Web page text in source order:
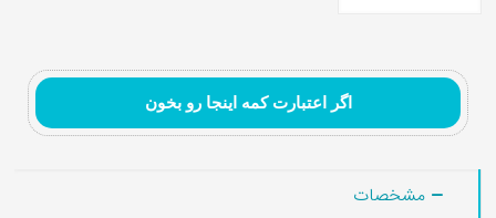
کمان
عدد
اگر اعتبارت کمه اینجا رو بخون
مشخصات